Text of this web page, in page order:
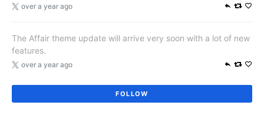
over a year ago
The Affair theme update will arrive very soon with a lot of new
features.
over a year ago
FOLLOW